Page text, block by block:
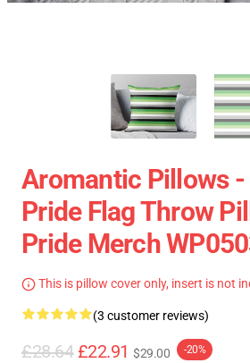
Aromantic Pillows
Pride Flag Throw
Pride Merch
This is pillow cover only, insert is not
(3 customer reviews)
£28.64 £22.91 $29.00 -20%